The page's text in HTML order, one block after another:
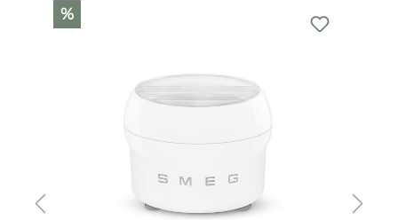
Produktgalerie überspringen
%